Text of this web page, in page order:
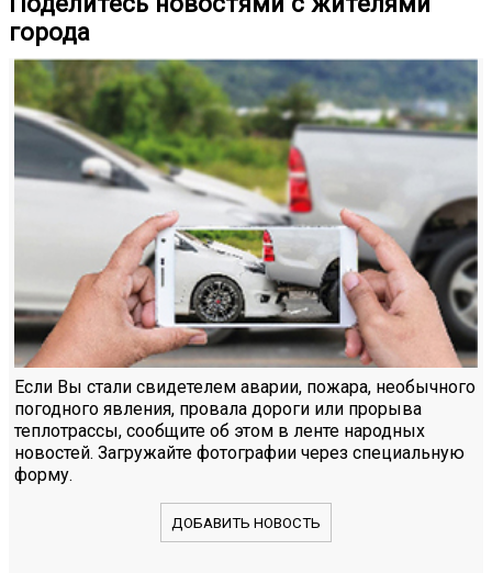
города
Если Вы стали свидетелем аварии, пожара, необычного
погодного явления, провала дороги или прорыва
теплотрассы, сообщите об этом в ленте народных
новостей. Загружайте фотографии через специальную
форму.
ДОБАВИТЬ НОВОСТЬ